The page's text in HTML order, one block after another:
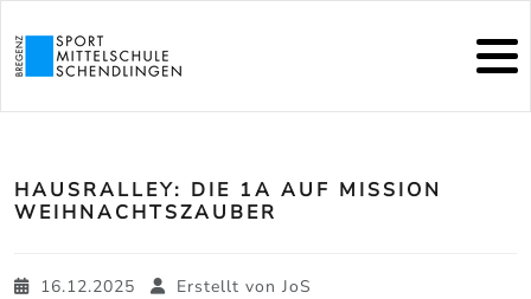
HAUSRALLEY: DIE 1A AUF MISSION
WEIHNACHTSZAUBER
16.12.2025 Erstellt von JoS